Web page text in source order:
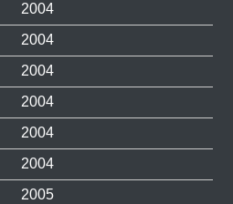
2004
2004
2004
2004
2004
2004
2005